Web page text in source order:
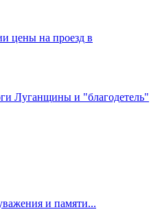
цены на проезд в
Луганщины и "благодетель"
и памяти...